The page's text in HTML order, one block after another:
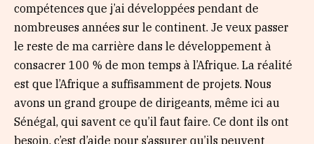
compétences que j’ai développées pendant de
nombreuses années sur le continent. Je veux passer
le reste de ma carrière dans le développement à
consacrer 100 % de mon temps à l’Afrique. La réalité
est que l’Afrique a suffisamment de projets. Nous
avons un grand groupe de dirigeants, même ici au
Sénégal, qui savent ce qu’il faut faire. Ce dont ils ont
besoin, c’est d’aide pour s’assurer qu’ils peuvent